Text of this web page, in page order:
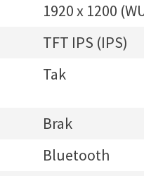
1920 x 1200
TFT IPS (IPS)
Tak
Brak
Bluetooth